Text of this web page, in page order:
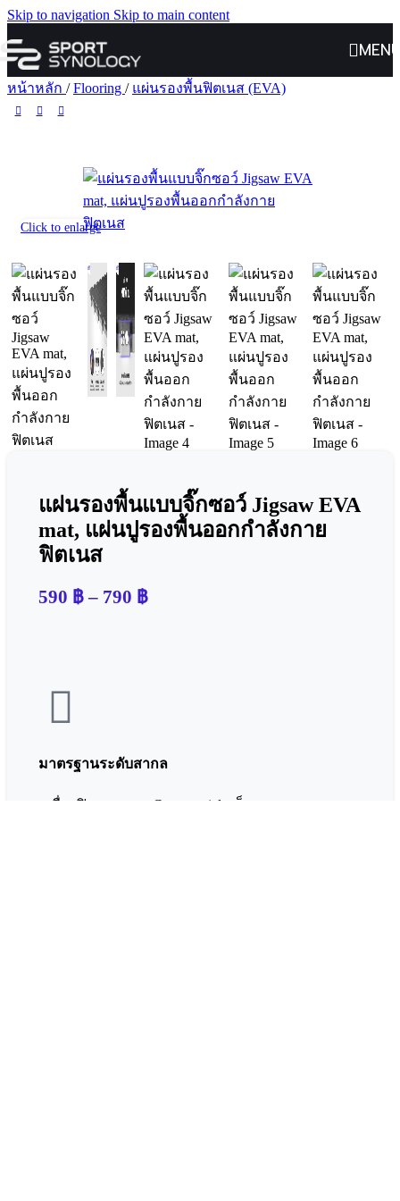
Skip to navigation Skip to main content
หน้าหลัก / Flooring / แผ่นรองพื้นฟิตเนส (EVA)
Click to enlarge
แผ่นรองพื้นแบบจิ๊กซอว์ Jigsaw EVA
mat, แผ่นปูรองพื้นออกกำลังกาย
ฟิตเนส
590 ฿ – 790 ฿
มาตรฐานระดับสากล
เครื่องฟิตเนสเกรด Commercial แข็งแรงทนทาน